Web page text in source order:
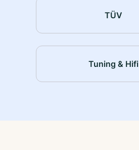
TÜV
Tuning & Hifi